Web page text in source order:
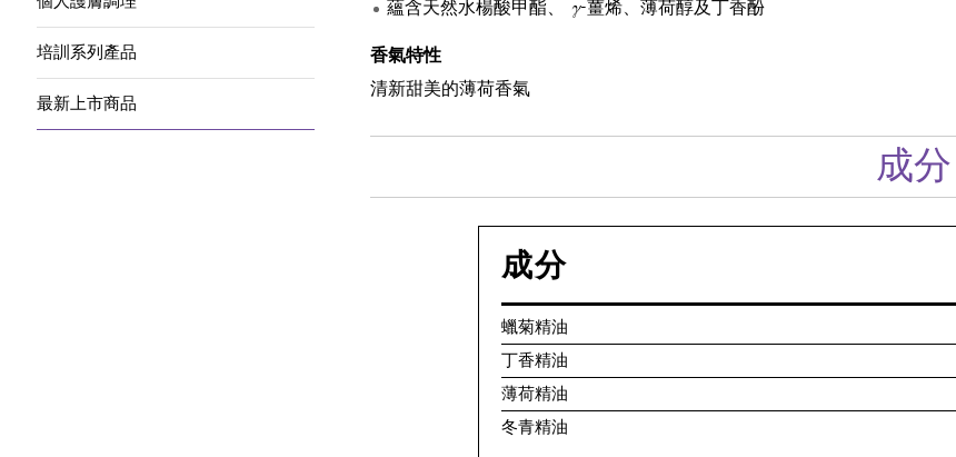
培訓系列產品
最新上市商品
蘊含天然水楊酸甲酯、
γ-薑烯、薄荷醇及丁香酚
香氣特性
清新甜美的薄荷香氣
成分
成分
蠟菊精油
丁香精油
薄荷精油
冬青精油